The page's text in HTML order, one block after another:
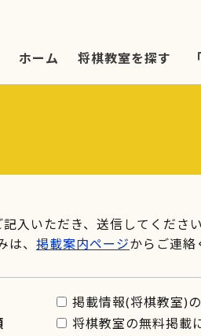
ホーム 将棋教室を探す
入いただき、送信してください
は、 掲載案内ページからご連絡
掲載情報(将棋教室)
将棋教室の無料掲載